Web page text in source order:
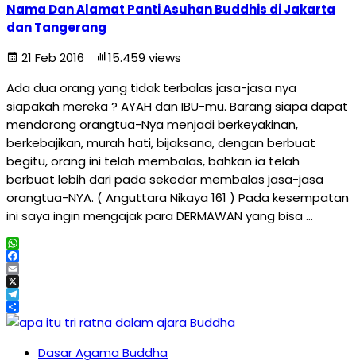
Nama Dan Alamat Panti Asuhan Buddhis di Jakarta
dan Tangerang
21 Feb 2016
15.459 views
Ada dua orang yang tidak terbalas jasa-jasa nya
siapakah mereka ? AYAH dan IBU-mu. Barang siapa dapat
mendorong orangtua-Nya menjadi berkeyakinan,
berkebajikan, murah hati, bijaksana, dengan berbuat
begitu, orang ini telah membalas, bahkan ia telah
berbuat lebih dari pada sekedar membalas jasa-jasa
orangtua-NYA. ( Anguttara Nikaya 161 ) Pada kesempatan
ini saya ingin mengajak para DERMAWAN yang bisa …
WhatsApp
Facebook
Email
X
Telegram
Share
Dasar Agama Buddha